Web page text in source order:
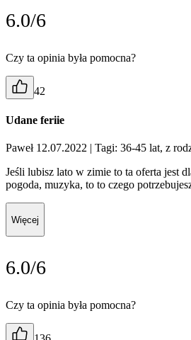
6.0/6
Czy ta opinia była pomocna?
42
Udane feriie
Paweł 12.07.2022 | Tagi: 36-45 lat, z
Jeśli lubisz lato w zimie to ta oferta jest
pogoda, muzyka, to to czego
Więcej
6.0/6
Czy ta opinia była pomocna?